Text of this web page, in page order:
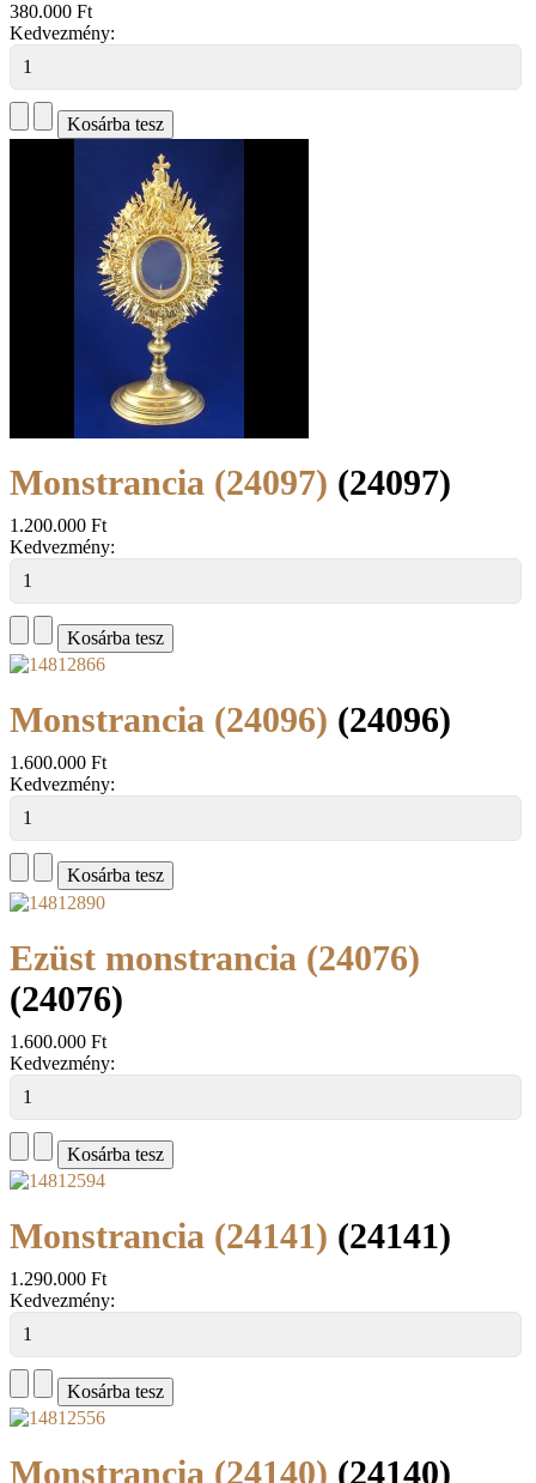
380.000 Ft
Kedvezmény:
Monstrancia (24097) (24097)
1.200.000 Ft
Kedvezmény:
Monstrancia (24096) (24096)
1.600.000 Ft
Kedvezmény:
Ezüst monstrancia (24076)
(24076)
1.600.000 Ft
Kedvezmény:
Monstrancia (24141) (24141)
1.290.000 Ft
Kedvezmény:
Monstrancia (24140) (24140)